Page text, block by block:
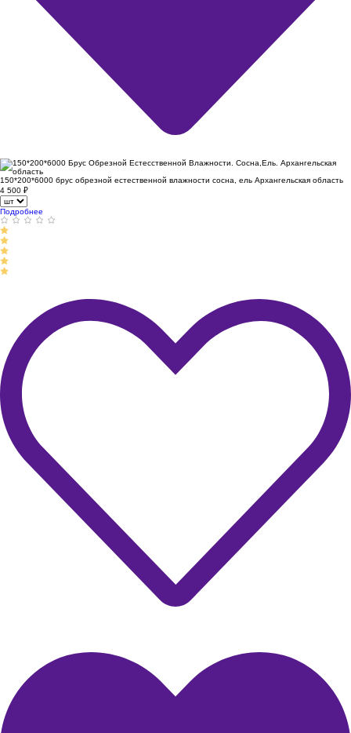
150*200*6000 брус обрезной естественной влажности сосна, ель Архангельская область
4 500 ₽
Подробнее